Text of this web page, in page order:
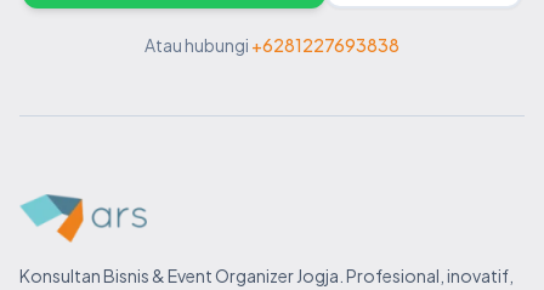
Atau hubungi +6281227693838
Konsultan Bisnis & Event Organizer Jogja. Profesional, inovatif,